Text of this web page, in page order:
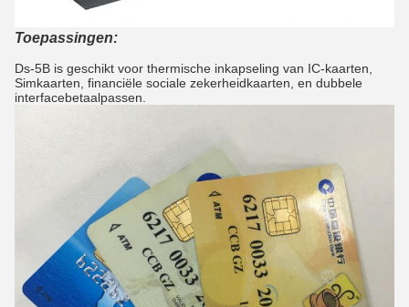
Toepassingen:
Ds-5B is geschikt voor thermische inkapseling van IC-kaarten,
Simkaarten, financiële sociale zekerheidkaarten, en dubbele
interfacebetaalpassen.